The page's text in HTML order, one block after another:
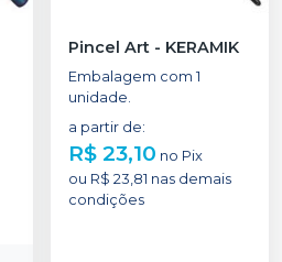
Pincel Art - KERAMIK
Embalagem com 1
unidade.
a partir de:
R$ 23,10 no Pix
ou R$ 23,81 nas demais
condições